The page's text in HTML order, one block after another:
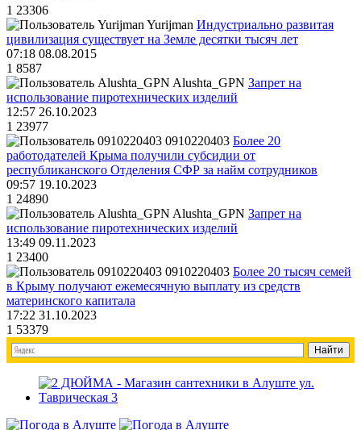
1 23306
Yurijman Индустриально развитая
цивилизация существует на Земле десятки тысяч лет
07:18 08.08.2015
1 8587
Alushta_GPN Запрет на
использование пиротехнических изделий
12:57 26.10.2023
1 23977
0910220403 Более 20
работодателей Крыма получили субсидии от
республиканского Отделения СФР за найм сотрудников
09:57 19.10.2023
1 24890
Alushta_GPN Запрет на
использование пиротехнических изделий
13:49 09.11.2023
1 23400
0910220403 Более 20 тысяч семей
в Крыму получают ежемесячную выплату из средств
материнского капитала
17:22 31.10.2023
1 53379